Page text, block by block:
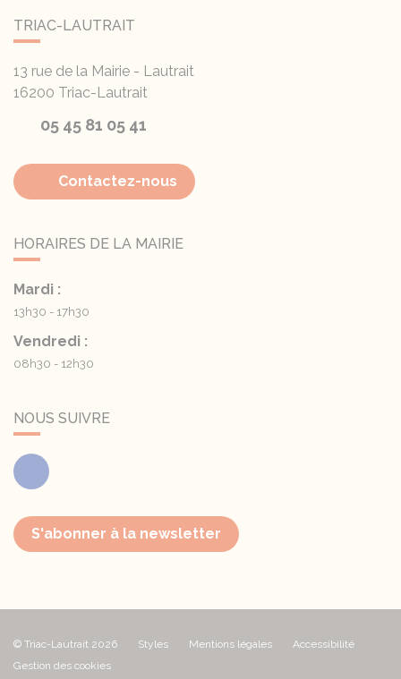
TRIAC-LAUTRAIT
13 rue de la Mairie - Lautrait
16200 Triac-Lautrait
05 45 81 05 41
Contactez-nous
HORAIRES DE LA MAIRIE
Mardi :
13h30 - 17h30
Vendredi :
08h30 - 12h30
NOUS SUIVRE
Facebook
S'abonner à la newsletter
© Triac-Lautrait 2026 Styles Mentions légales
Accessibilité
Gestion des cookies